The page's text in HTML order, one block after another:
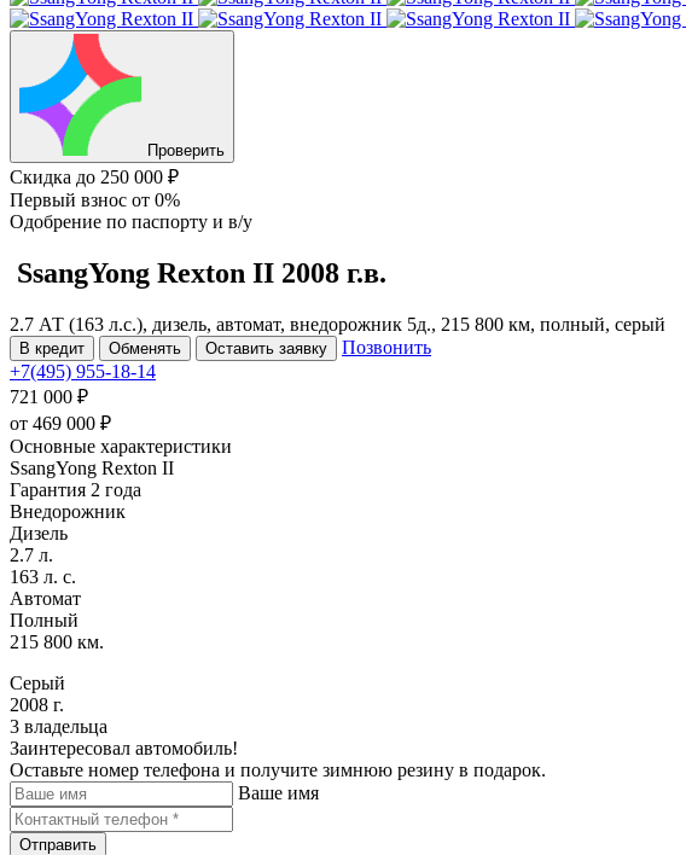
Проверить
Скидка до 250 000 ₽
Первый взнос от 0%
Одобрение по паспорту и в/у
SsangYong Rexton II 2008 г.в.
2.7 АТ (163 л.с.), дизель, автомат, внедорожник 5д., 215 800 км, полный, серый
В кредит Обменять Оставить заявку
Позвонить
+7(495) 955-18-14
721 000 ₽
от 469 000 ₽
Основные характеристики
SsangYong Rexton II
Гарантия 2 года
Внедорожник
Дизель
2.7 л.
163 л. с.
Автомат
Полный
215 800 км.
Серый
2008 г.
3 владельца
Заинтересовал автомобиль!
Оставьте номер телефона и получите зимнюю резину в подарок.
Ваше имя
Отправить